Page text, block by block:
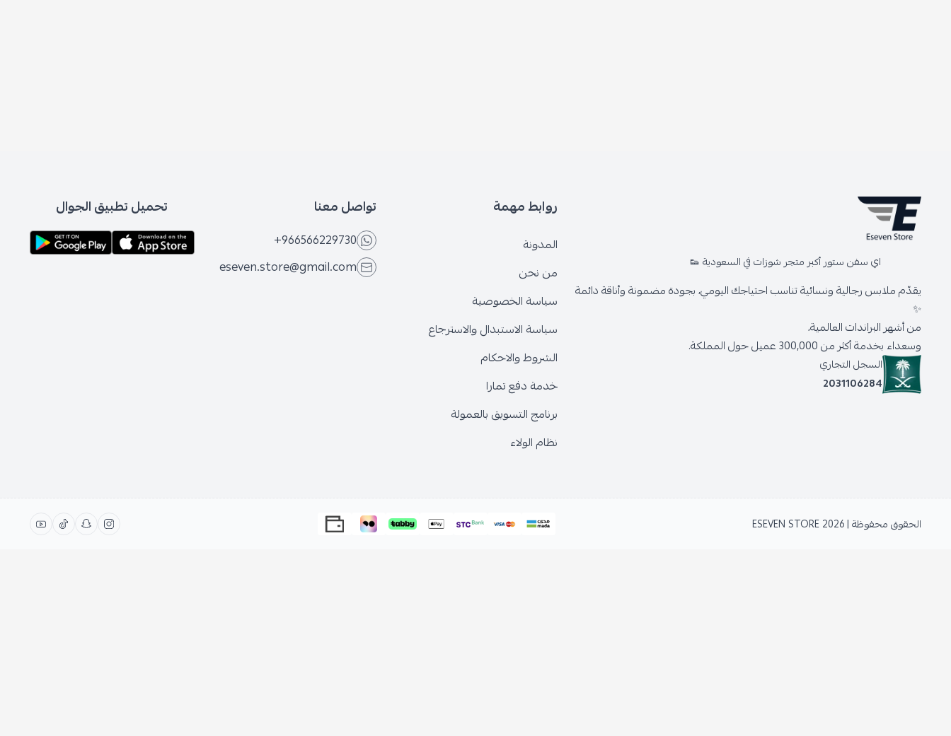
اي سفن ستور أكبر متجر شوزات في السعودية 👟
يقدّم ملابس رجالية ونسائية تناسب احتياجك اليومي، بجودة مضمونة وأناقة دائمة
✨
من أشهر البراندات العالمية،
وسعداء بخدمة أكثر من 300,000 عميل حول المملكة.
السجل التجاري
2031106284
روابط مهمة
المدونة
من نحن
سياسة الخصوصية
سياسة الاستبدال والاسترجاع
الشروط والاحكام
خدمة دفع تمارا
برنامج التسويق بالعمولة
نظام الولاء
تواصل معنا
+966566229730
eseven.store@gmail.com
تحميل تطبيق الجوال
الحقوق محفوظة | 2026 ESEVEN STORE